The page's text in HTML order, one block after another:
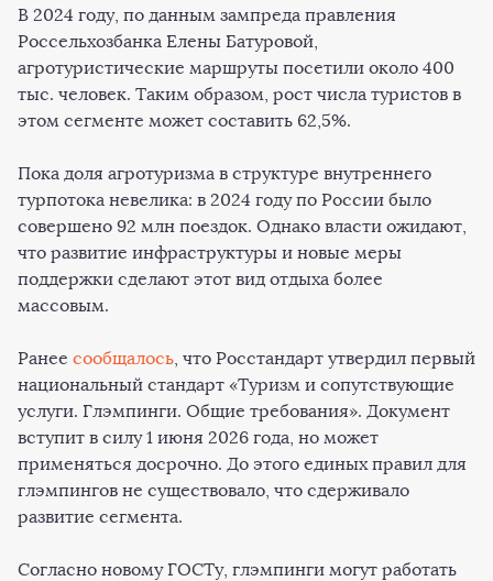
В 2024 году, по данным зампреда правления
Россельхозбанка Елены Батуровой,
агротуристические маршруты посетили около 400
тыс. человек. Таким образом, рост числа туристов в
этом сегменте может составить 62,5%.
Пока доля агротуризма в структуре внутреннего
турпотока невелика: в 2024 году по России было
совершено 92 млн поездок. Однако власти ожидают,
что развитие инфраструктуры и новые меры
поддержки сделают этот вид отдыха более
массовым.
Ранее сообщалось, что Росстандарт утвердил первый
национальный стандарт «Туризм и сопутствующие
услуги. Глэмпинги. Общие требования». Документ
вступит в силу 1 июня 2026 года, но может
применяться досрочно. До этого единых правил для
глэмпингов не существовало, что сдерживало
развитие сегмента.
Согласно новому ГОСТу, глэмпинги могут работать